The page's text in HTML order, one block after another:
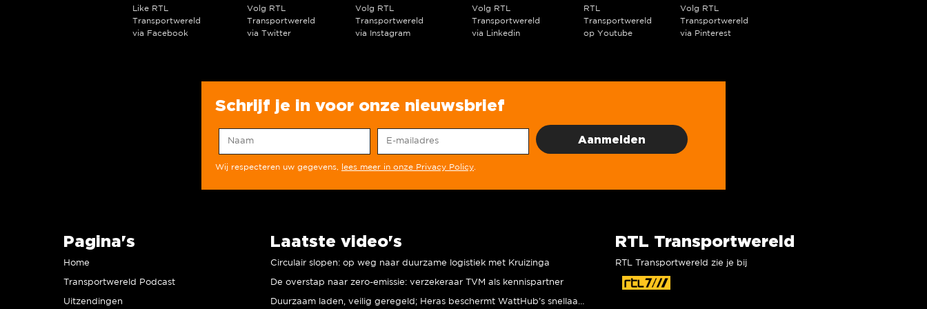
Like RTL
Transportwereld
via Facebook
Volg RTL
Transportwereld
via Twitter
Volg RTL
Transportwereld
via Instagram
Volg RTL
Transportwereld
via Linkedin
RTL
Transportwereld
op Youtube
Volg RTL
Transportwereld
via Pinterest
Schrijf je in voor onze nieuwsbrief
Wij respecteren uw gegevens, lees meer in onze Privacy Policy
Pagina's
Home
Transportwereld Podcast
Uitzendingen
Laatste video's
Circulair slopen: op weg naar duurzame logistiek met Kruizinga
De overstap naar zero-emissie: verzekeraar TVM als kennispartner
RTL Transportwereld
RTL Transportwereld zie je bij